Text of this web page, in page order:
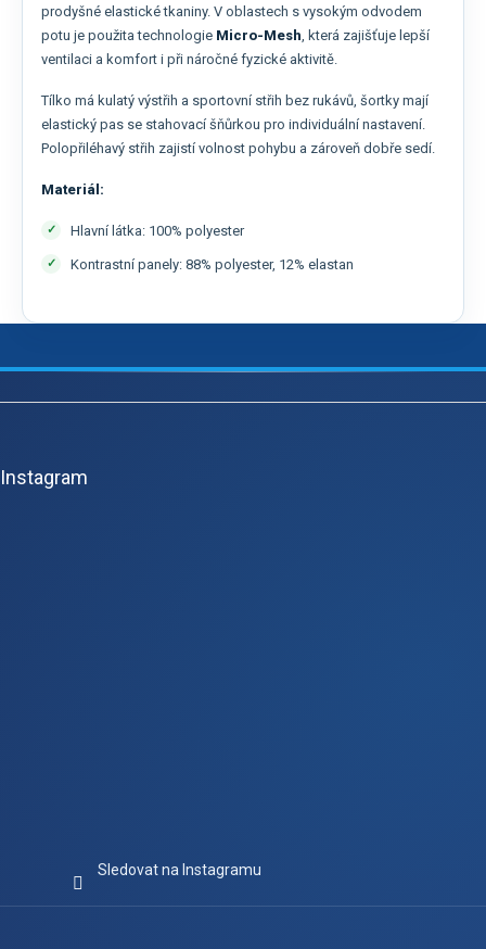
prodyšné elastické tkaniny. V oblastech s vysokým odvodem
potu je použita technologie Micro-Mesh , která zajišťuje lepší
ventilaci a komfort i při náročné fyzické aktivitě.
Tílko má kulatý výstřih a sportovní střih bez rukávů, šortky mají
elastický pas se stahovací šňůrkou pro individuální nastavení.
Polopřiléhavý střih zajistí volnost pohybu a zároveň dobře sedí.
Materiál:
Hlavní látka: 100% polyester
Kontrastní panely: 88% polyester, 12% elastan
Z
Instagram
Sledovat na Instagramu